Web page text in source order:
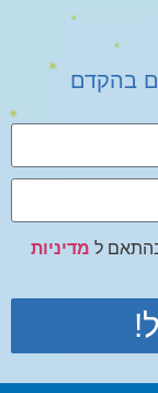
בהקדם
ל מדיניות